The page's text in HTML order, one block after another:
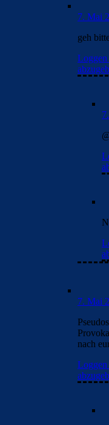
7. Mai
geh
Loggen
7. Mai
nach
Loggen